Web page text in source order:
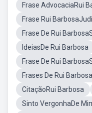
Frase AdvocaciaRui
Frase Rui
Frase De Rui
IdeiasDe Rui Barbosa
Frase De Rui
Frases De Rui
CitaçãoRui Barbosa
Sinto VergonhaDe